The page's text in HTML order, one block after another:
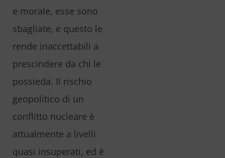
e morale, esse sono
sbagliate, e questo le
rende inaccettabili a
prescindere da chi le
possieda. Il rischio
geopolitico di un
conflitto nucleare è
attualmente a livelli
quasi insuperati, ed è